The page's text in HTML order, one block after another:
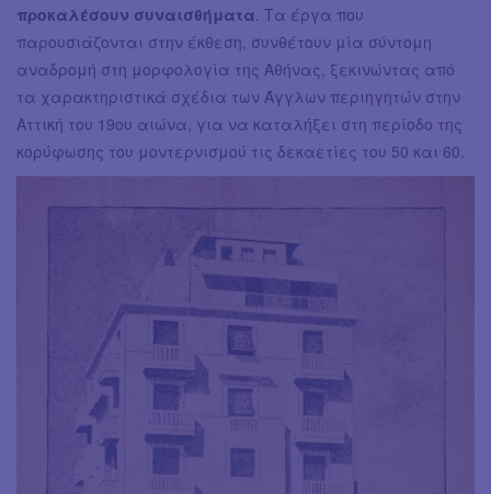
προκαλέσουν συναισθήματα. Τα έργα που
παρουσιάζονται στην έκθεση, συνθέτουν μία σύντομη
αναδρομή στη μορφολογία της Αθήνας, ξεκινώντας από
τα χαρακτηριστικά σχέδια των Άγγλων περιηγητών στην
Αττική του 19ου αιώνα, για να καταλήξει στη περίοδο της
κορύφωσης του μοντερνισμού τις δεκαετίες του 50 και 60.